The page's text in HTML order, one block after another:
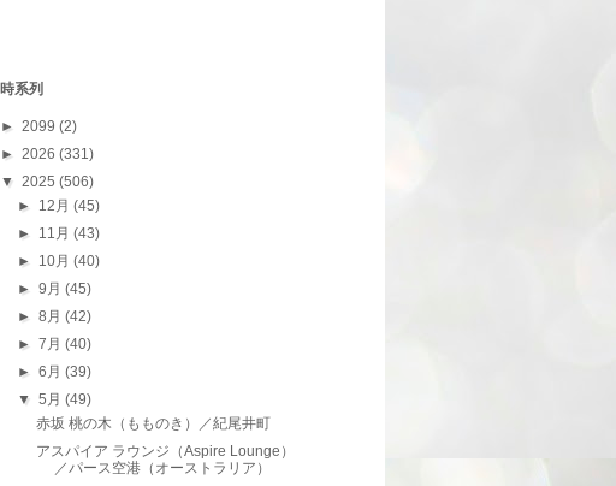
時系列
► 2099 (2)
► 2026 (331)
▼ 2025 (506)
► 12月(45)
► 11月(43)
► 10月(40)
►9月(45)
►8月(42)
►7月(40)
►6月(39)
▼5月(49)
赤坂 桃の木（もものき）／紀尾井町
アスパイア ラウンジ（Aspire Lounge）
／パース空港（オーストラリア）